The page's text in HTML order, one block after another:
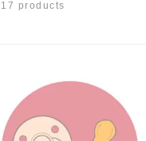
17 products